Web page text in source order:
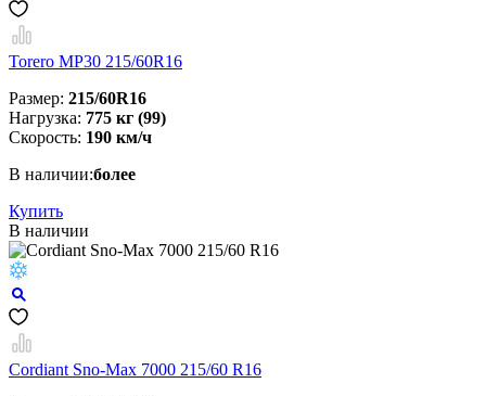
Torero MP30 215/60R16
Размер: 215/60R16
Нагрузка: 775 кг (99)
Скорость: 190 км/ч
В наличии:более
Купить
В наличии
Cordiant Sno-Max 7000 215/60 R16